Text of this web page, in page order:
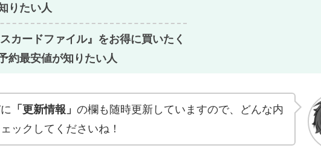
りたい人
カードファイル』をお得に買いたく
約最安値が知りたい人
「更新情報」 の欄も随時更新していますので、どんな内
ックしてくださいね！